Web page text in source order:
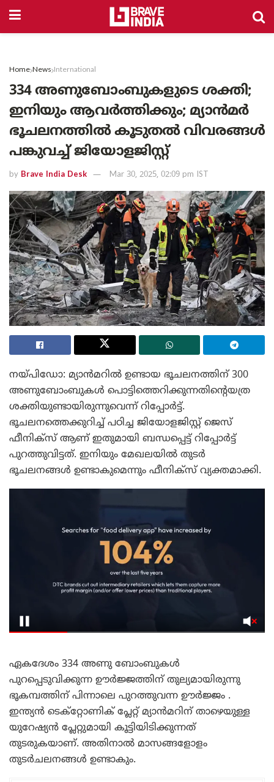
Home News International
334 അണുബോംബുകളുടെ ശക്തി;
ഇനിയും ആവർത്തിക്കും; മ്യാൻമർ
ഭൂചലനത്തിൽ കൂടുതൽ വിവരങ്ങൾ
പങ്കുവച്ച് ജിയോളജിസ്റ്റ്
by Brave India Desk Mar 30, 2025, 02:09 pm IST
നയ്പിഡോ: മ്യാൻമറിൽ ഉണ്ടായ ഭൂചലനത്തിന് 300
അണുബോംബുകൾ പൊട്ടിത്തെറിക്കുന്നതിന്റെയത്ര
ശക്തിയുണ്ടായിരുന്നുവെന്ന് റിപ്പോർട്ട്.
ഭൂചലനത്തെക്കുറിച്ച് പഠിച്ച ജിയോളജിസ്റ്റ് ജെസ്
ഫീനിക്‌സ് ആണ് ഇതുമായി ബന്ധപ്പെട്ട് റിപ്പോർട്ട്
പുറത്തുവിട്ടത്. ഇനിയും മേഖലയിൽ തുടർ
ഭൂചലനങ്ങൾ ഉണ്ടാകുമെന്നും ഫീനിക്‌സ് വ്യക്തമാക്കി.
ഏകദേശം 334 അണു ബോംബുകൾ
പുറപ്പെടുവിക്കുന്ന ഊർജ്ജത്തിന് തുല്യമായിരുന്നു
ഭൂകമ്പത്തിന് പിന്നാലെ പുറത്തുവന്ന ഊർജ്ജം .
ഇന്ത്യൻ ടെക്‌റ്റോണിക് പ്ലേറ്റ് മ്യാൻമറിന് താഴെയുള്ള
യുറേഷ്യൻ പ്ലേറ്റുമായി കൂട്ടിയിടിക്കുന്നത്
തുടരുകയാണ്. അതിനാൽ മാസങ്ങളോളം
തുടർചലനങ്ങൾ ഉണ്ടാകും.